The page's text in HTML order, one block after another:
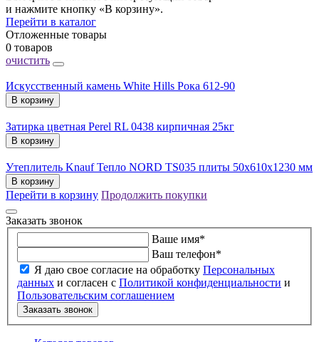
и нажмите кнопку «В корзину».
Перейти в каталог
Отложенные товары
0 товаров
очистить
Искусственный камень White Hills Рока 612-90
В корзину
Затирка цветная Perel RL 0438 кирпичная 25кг
В корзину
Утеплитель Knauf Тепло NORD TS035 плиты 50х610х1230 мм
В корзину
Перейти в корзину Продолжить покупки
Заказать звонок
Ваше имя*
Ваш телефон*
Я даю свое согласие на обработку Персональных
данных и согласен с Политикой конфиденциальности и
Пользовательским соглашением
Заказать звонок